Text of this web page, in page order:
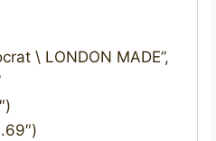
\ LONDON MADE”,